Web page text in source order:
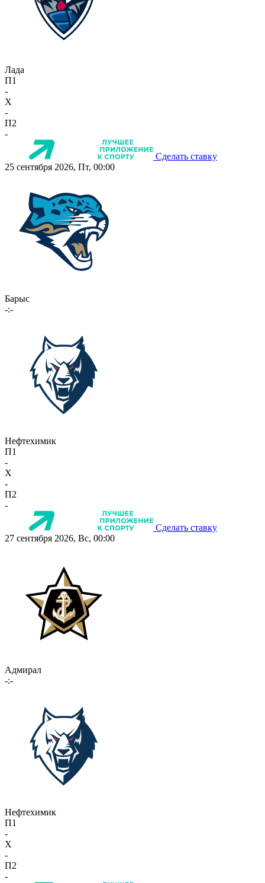
Лада
П1
-
X
-
П2
-
Сделать ставку
25 сентября 2026, Пт, 00:00
Барыс
-:-
Нефтехимик
П1
-
X
-
П2
-
Сделать ставку
27 сентября 2026, Вс, 00:00
Адмирал
-:-
Нефтехимик
П1
-
X
-
П2
-